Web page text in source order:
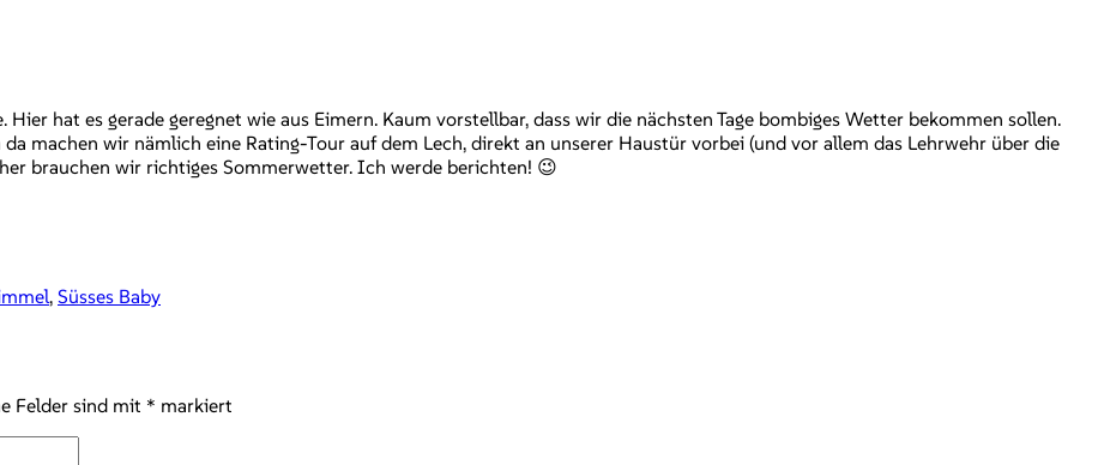
hat es gerade geregnet wie aus Eimern. Kaum vorstellbar, dass wir die nächsten Tage bombiges Wetter bekommen sollen.
machen wir nämlich eine Rating-Tour auf dem Lech, direkt an unserer Haustür vorbei (und vor allem das Lehrwehr über die
brauchen wir richtiges Sommerwetter. Ich werde berichten! 😉
, Süsses Baby
Felder sind mit * markiert